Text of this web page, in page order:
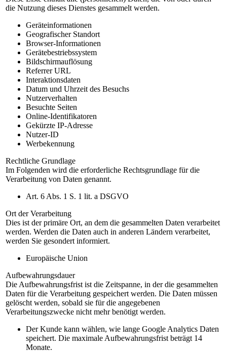
die Nutzung dieses Dienstes gesammelt werden.
Geräteinformationen
Geografischer Standort
Browser-Informationen
Gerätebestriebssystem
Bildschirmauflösung
Referrer URL
Interaktionsdaten
Datum und Uhrzeit des Besuchs
Nutzerverhalten
Besuchte Seiten
Online-Identifikatoren
Gekürzte IP-Adresse
Nutzer-ID
Werbekennung
Rechtliche Grundlage
Im Folgenden wird die erforderliche Rechtsgrundlage für die
Verarbeitung von Daten genannt.
Art. 6 Abs. 1 S. 1 lit. a DSGVO
Ort der Verarbeitung
Dies ist der primäre Ort, an dem die gesammelten Daten verarbeitet
werden. Werden die Daten auch in anderen Ländern verarbeitet,
werden Sie gesondert informiert.
Europäische Union
Aufbewahrungsdauer
Die Aufbewahrungsfrist ist die Zeitspanne, in der die gesammelten
Daten für die Verarbeitung gespeichert werden. Die Daten müssen
gelöscht werden, sobald sie für die angegebenen
Verarbeitungszwecke nicht mehr benötigt werden.
Der Kunde kann wählen, wie lange Google Analytics Daten
speichert. Die maximale Aufbewahrungsfrist beträgt 14
Monate.